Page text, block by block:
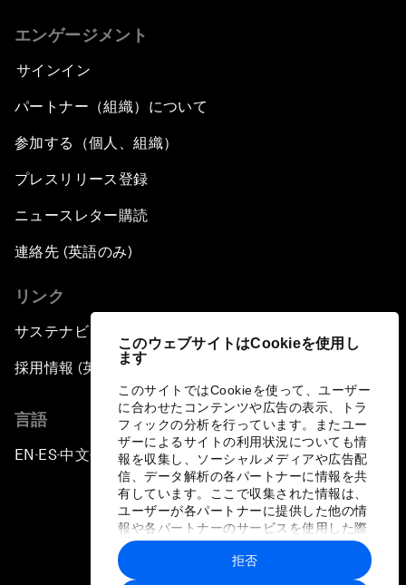
このウェブサイトはCookieを使用し
ます
このサイトではCookieを使って、ユーザー
に合わせたコンテンツや広告の表示、トラ
フィックの分析を行っています。またユー
ザーによるサイトの利用状況についても情
報を収集し、ソーシャルメディアや広告配
信、データ解析の各パートナーに情報を共
有しています。ここで収集された情報は、
ユーザーが各パートナーに提供した他の情
報や各パートナーのサービスを使用した際
に収集された情報と組み合わされ、各パー
トナーによって使用されることがありま
す。
拒否
エンゲージメント
サインイン
パートナー（組織）について
参加する（個人、組織）
プレスリリース登録
ニュースレター購読
連絡先 (英語のみ)
リンク
サステナビリティへの取り組み
採用情報 (英語のみ)
言語
EN ▪ES▪中文▪ 日本語
プライバシーポリシーと利用規約